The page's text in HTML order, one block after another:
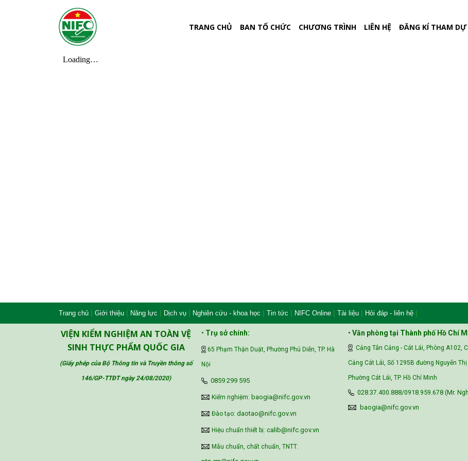
TRANG CHỦ BAN TỔ CHỨC CHƯƠNG TRÌNH LIÊN HỆ ĐĂNG KÍ THAM DỰ
Trang chủ | Giới thiệu | Năng lực | Dịch vụ | Nghiên cứu - khoa học | Tin tức | NIFC Online | Tài liệu | Hỏi đáp - liên hệ |
VIỆN KIỂM NGHIỆM AN TOÀN VỆ
SINH THỰC PHẨM QUỐC GIA
(Giấy phép của Bộ Thông tin và Truyền thông số
146/GP-TTĐT ngày 24/08/2020)
• Trụ sở chính:
65 Phạm Thận Duật, Phường Phú Diễn, TP. Hà
Nội
‪0859 299 595‬
Kiểm nghiệm: baogia@nifc.gov.vn
Đào tạo: daotao@nifc.gov.vn
Hiệu chuẩn thiết bị: calib@nifc.gov.vn
Mẫu chuẩn, chất chuẩn, TNTT:
• Văn phòng tại Thành phố Hồ Chí
Cảng Tân Cảng - Cát Lái, Phòng A102,
Cảng Cát Lái, Số 1295B đường Nguyễn Thị
Phường Cát Lái, TP. Hồ Chí Minh
028.37.400.888/0918.959.678 (Mr.
baogia@nifc.gov.vn